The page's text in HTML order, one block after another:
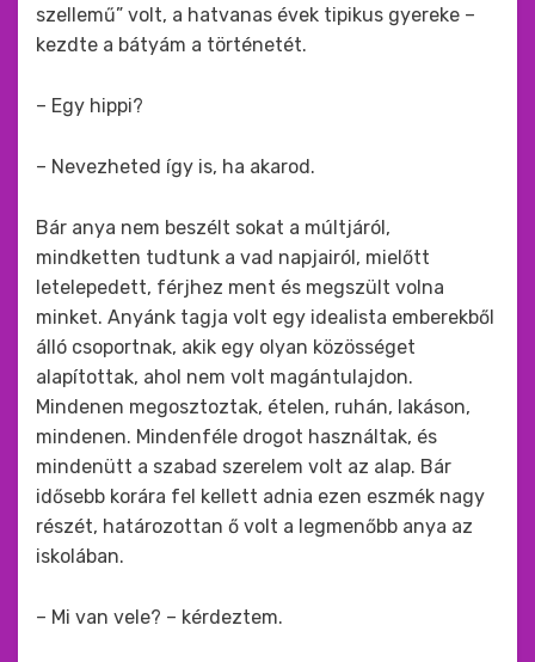
szellemű” volt, a hatvanas évek tipikus gyereke –
kezdte a bátyám a történetét.
– Egy hippi?
– Nevezheted így is, ha akarod.
Bár anya nem beszélt sokat a múltjáról,
mindketten tudtunk a vad napjairól, mielőtt
letelepedett, férjhez ment és megszült volna
minket. Anyánk tagja volt egy idealista emberekből
álló csoportnak, akik egy olyan közösséget
alapítottak, ahol nem volt magántulajdon.
Mindenen megosztoztak, ételen, ruhán, lakáson,
mindenen. Mindenféle drogot használtak, és
mindenütt a szabad szerelem volt az alap. Bár
idősebb korára fel kellett adnia ezen eszmék nagy
részét, határozottan ő volt a legmenőbb anya az
iskolában.
– Mi van vele? – kérdeztem.